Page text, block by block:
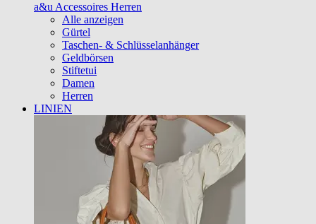
a&u Accessoires Herren
Alle anzeigen
Gürtel
Taschen- & Schlüsselanhänger
Geldbörsen
Stiftetui
Damen
Herren
LINIEN